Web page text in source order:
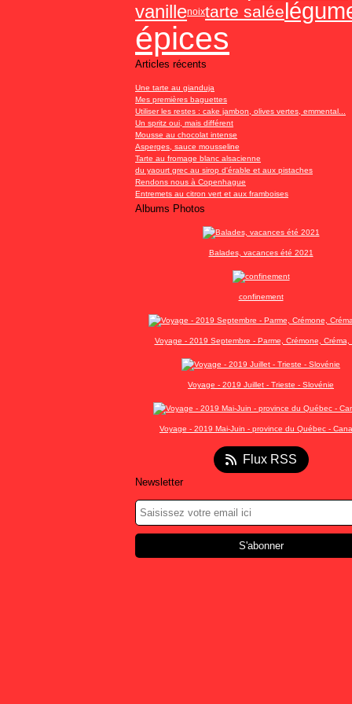
vanillenoixtarte salée
épices
Articles récents
Une tarte au gianduja
Mes premières baguettes
Utiliser les restes : cake jambon, olives vertes, emmental...
Un spritz oui, mais différent
Mousse au chocolat intense
Asperges, sauce mousseline
Tarte au fromage blanc alsacienne
du yaourt grec au sirop d'érable et aux pistaches
Rendons nous à Copenhague
Entremets au citron vert et aux framboises
Albums Photos
Balades, vacances été 2021
confinement
Voyage - 2019 Septembre - Parme, Crémone, Créma,
Voyage - 2019 Juillet - Trieste - Slovénie
Voyage - 2019 Mai-Juin - province du Québec -
Flux RSS
Newsletter